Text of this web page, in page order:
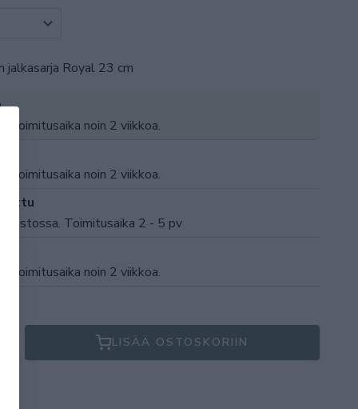
jalkasarja Royal 23 cm
Toimitusaika noin 2 viikkoa.
Toimitusaika noin 2 viikkoa.
Toimitusaika 2 - 5 pv
Toimitusaika noin 2 viikkoa.
LISÄÄ OSTOSKORIIN